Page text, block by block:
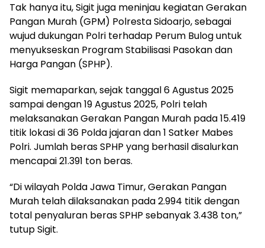
Tak hanya itu, Sigit juga meninjau kegiatan Gerakan
Pangan Murah (GPM) Polresta Sidoarjo, sebagai
wujud dukungan Polri terhadap Perum Bulog untuk
menyukseskan Program Stabilisasi Pasokan dan
Harga Pangan (SPHP).
Sigit memaparkan, sejak tanggal 6 Agustus 2025
sampai dengan 19 Agustus 2025, Polri telah
melaksanakan Gerakan Pangan Murah pada 15.419
titik lokasi di 36 Polda jajaran dan 1 Satker Mabes
Polri. Jumlah beras SPHP yang berhasil disalurkan
mencapai 21.391 ton beras.
“Di wilayah Polda Jawa Timur, Gerakan Pangan
Murah telah dilaksanakan pada 2.994 titik dengan
total penyaluran beras SPHP sebanyak 3.438 ton,”
tutup Sigit.